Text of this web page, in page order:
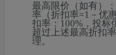
最高限价（如有）：
率（折扣率=1－优
扣率：100%，投标
超过上述最高折扣
理。